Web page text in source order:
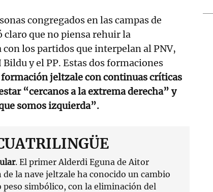
congregados en las campas de
claro que no piensa rehuir la
los partidos que interpelan al PNV,
y el PP. Estas dos formaciones
jeltzale con continuas críticas
“cercanos a la extrema derecha” y
somos izquierda”.
. El primer Alderdi Eguna de Aitor
la nave jeltzale ha conocido un cambio
simbólico, con la eliminación del